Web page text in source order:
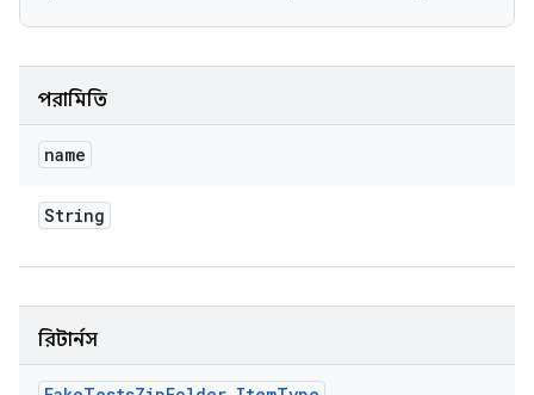
পরামিতি
name
String
রিটার্নস